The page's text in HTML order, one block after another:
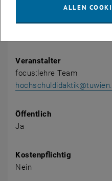
Kontaktraum
1040 Wien
Veranstalter
focus:lehre Team
Öffentlich
Ja
Kostenpflichtig
Nein
ALLEN